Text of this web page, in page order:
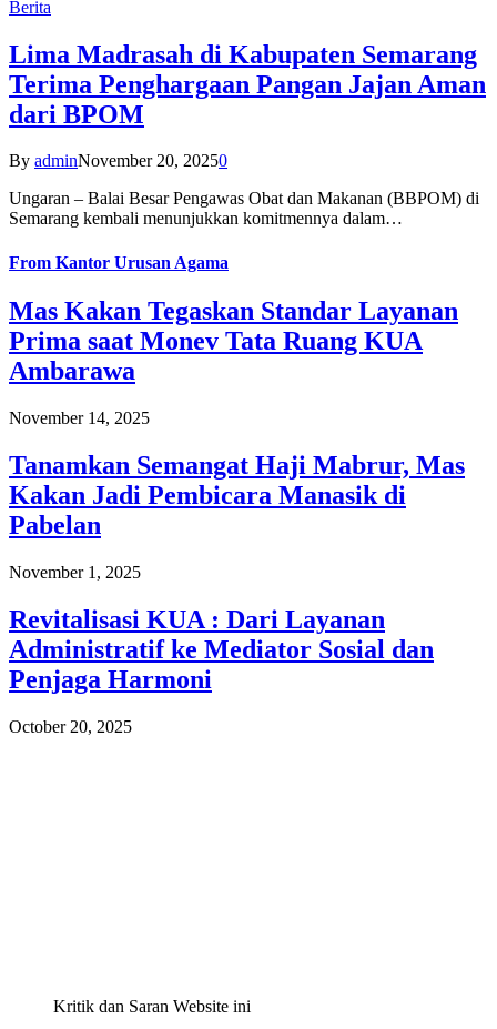
Berita
Lima Madrasah di Kabupaten Semarang
Terima Penghargaan Pangan Jajan Aman
dari BPOM
By adminNovember 20, 20250
Ungaran – Balai Besar Pengawas Obat dan Makanan (BBPOM) di
Semarang kembali menunjukkan komitmennya dalam…
From Kantor Urusan Agama
Mas Kakan Tegaskan Standar Layanan
Prima saat Monev Tata Ruang KUA
Ambarawa
November 14, 2025
Tanamkan Semangat Haji Mabrur, Mas
Kakan Jadi Pembicara Manasik di
Pabelan
November 1, 2025
Revitalisasi KUA : Dari Layanan
Administratif ke Mediator Sosial dan
Penjaga Harmoni
October 20, 2025
Kritik dan Saran Website ini